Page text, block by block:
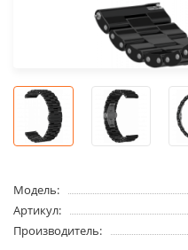
Модель:
Артикул:
Производитель: